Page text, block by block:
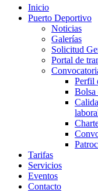
Inicio
Puerto Deportivo
Noticias
Galerías
Solicitud
Portal de
Perfil
Bolsa
Tarifas
Servicios
Eventos
Contacto